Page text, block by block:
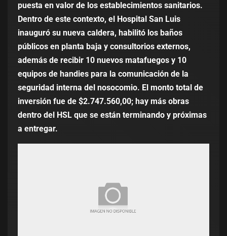
puesta en valor de los establecimientos sanitarios.
Dentro de este contexto, el Hospital San Luis
inauguró su nueva caldera, habilitó los baños
públicos en planta baja y consultorios externos,
además de recibir 10 nuevos matafuegos y 10
equipos de handies para la comunicación de la
seguridad interna del nosocomio. El monto total de
inversión fue de $2.747.560,00; hay más obras
dentro del HSL que se están terminando y próximas
a entregar.